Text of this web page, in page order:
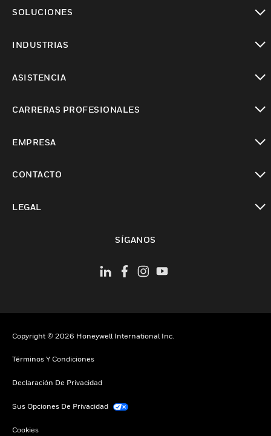
SOLUCIONES
INDUSTRIAS
ASISTENCIA
CARRERAS PROFESIONALES
EMPRESA
CONTACTO
LEGAL
SÍGANOS
Copyright © 2026 Honeywell International Inc.
Términos Y Condiciones
Declaración De Privacidad
Sus Opciones De Privacidad
Cookies